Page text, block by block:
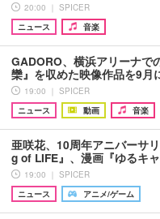
20:00 ｜ SPICER
ニュース
音楽
GADORO、横浜アリーナで
欒』を収めた映像作品を9
19:00 ｜ SPICER
ニュース
動画 音楽
亜咲花、10周年アニバーサ
g of LIFE』、漫画『ゆるキ
19:00 ｜ SPICER
ニュース
アニメ/ゲーム